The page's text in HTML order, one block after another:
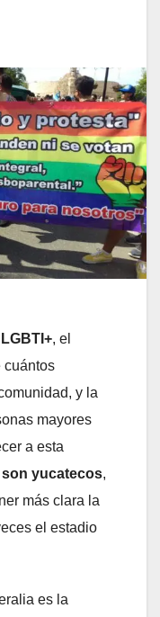
LGBTI+, el
cuántos
y la
mayores
a esta
son yucatecos,
más clara la
el estadio
es la